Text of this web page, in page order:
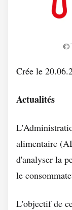
Crée le
Actualités
alimentaire
d'analyser la
le
L'objectif de